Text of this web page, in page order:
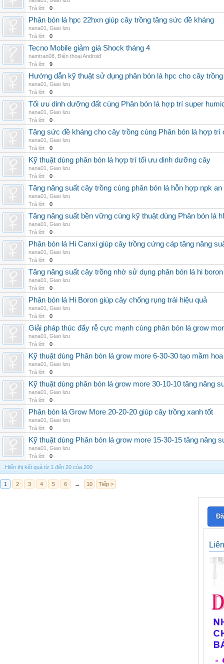
Trả lời:
0
Phân bón lá hpc 22hxn giúp cây trồng tăng sức đề kháng
nana01
Giao lưu
Trả lời:
0
Tecno Mobile giảm giá Shock tháng 4
namtran08 Điện thoại Android
Trả lời:
9
Hướng dẫn kỹ thuật sử dụng phân bón lá hpc cho cây trồng
nana01
Giao lưu
Trả lời:
0
Tối ưu dinh dưỡng đất cùng Phân bón lá hợp trí super
nana01
Giao lưu
Trả lời:
0
Tăng sức đề kháng cho cây trồng cùng Phân bón lá hợp trí
nana01
Giao lưu
Trả lời:
0
Kỹ thuật dùng phân bón lá hợp trí tối ưu dinh dưỡng cây
nana01
Giao lưu
Trả lời:
0
Tăng năng suất cây trồng cùng phân bón lá hỗn hợp npk an
nana01
Giao lưu
Trả lời:
0
Tăng năng suất bền vững cùng kỹ thuật dùng Phân bón lá
nana01
Giao lưu
Trả lời:
0
Phân bón lá Hi Canxi giúp cây trồng cứng cáp tăng năng
nana01
Giao lưu
Trả lời:
0
Tăng năng suất cây trồng nhờ sử dụng phân bón lá hi
nana01
Giao lưu
Trả lời:
0
Phân bón lá Hi Boron giúp cây chống rụng trái hiệu quả
nana01
Giao lưu
Trả lời:
0
Giải pháp thúc đẩy rễ cực mạnh cùng phân bón lá grow
nana01
Giao lưu
Trả lời:
0
Kỹ thuật dùng Phân bón lá grow more 6-30-30 tạo mầm hoa
nana01
Giao lưu
Trả lời:
0
Kỹ thuật dùng phân bón lá grow more 30-10-10 tăng năng
nana01
Giao lưu
Trả lời:
0
Phân bón lá Grow More 20-20-20 giúp cây trồng xanh tốt
nana01
Giao lưu
Trả lời:
0
Kỹ thuật dùng Phân bón lá grow more 15-30-15 tăng năng
nana01
Giao lưu
Trả lời:
0
Hiển thị kết quả từ 1 đến 20 của 200
1 2 3 4 5 6 → 10 Tiếp >